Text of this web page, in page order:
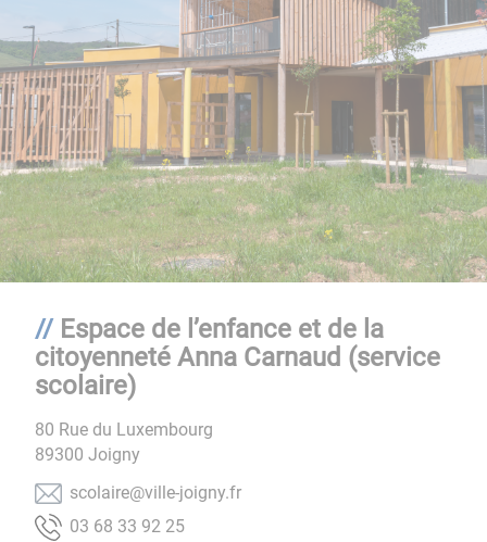
Espace de l’enfance et de la
citoyenneté Anna Carnaud (service
scolaire)
80 Rue du Luxembourg
89300 Joigny
rf.yngioj-elliv@erialocs
52 29 33 86 30